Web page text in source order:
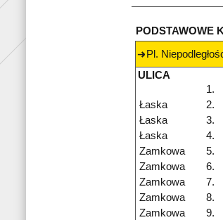
PODSTAWOWE
Pl.
ULICA
1.
Łaska
2.
Łaska
3.
Łaska
4.
Zamkowa
5.
Zamkowa
6.
Zamkowa
7.
Zamkowa
8.
Zamkowa
9.